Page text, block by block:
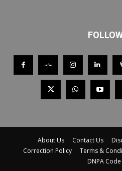
About Us Contact Us
Correction Policy
Terms &
DNPA